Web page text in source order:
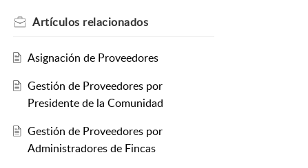
Artículos relacionados
Asignación de Proveedores
Gestión de Proveedores por
Presidente de la Comunidad
Gestión de Proveedores por
Administradores de Fincas